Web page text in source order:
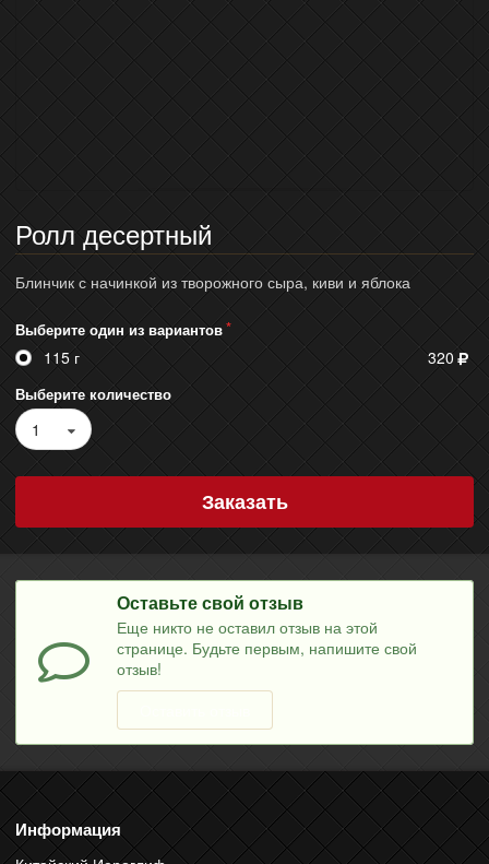
Ролл десертный
Блинчик с начинкой из творожного сыра, киви и яблока
Выберите один из вариантов
115 г 320
Выберите количество
1
Заказать
Оставьте свой отзыв
Еще никто не оставил отзыв на этой
странице. Будьте первым, напишите свой
отзыв!
Информация